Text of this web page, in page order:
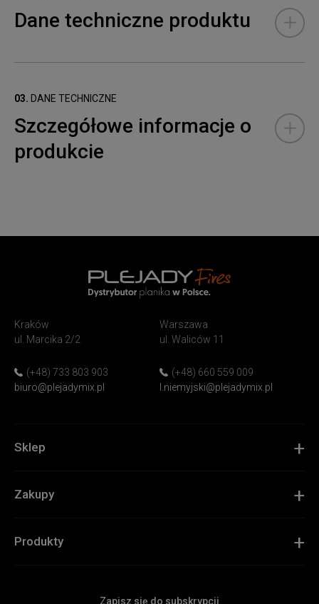
Dane techniczne produktu
03. DANE TECHNICZNE
Szczegółowe informacje o
produkcie
Home
&
Kraków
ul. Marcika 2/2
(+48) 733 803 903
biuro@plejadymix.pl
Warszawa
ul. Waliców 11
(+48) 660 559 009
l.niemyjski@plejadymix.pl
Sklep
Zakupy
Produkty
Zapisz się do subskrypcji